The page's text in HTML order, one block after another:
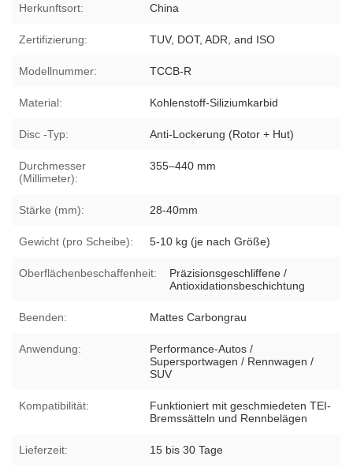
Herkunftsort: China
Zertifizierung: TUV, DOT, ADR, and ISO
Modellnummer: TCCB-R
Material: Kohlenstoff-Siliziumkarbid
Disc -Typ: Anti-Lockerung (Rotor + Hut)
Durchmesser
(Millimeter):
355–440 mm
Stärke (mm): 28-40mm
Gewicht (pro Scheibe): 5-10 kg (je nach Größe)
Oberflächenbeschaffenheit:
Präzisionsgeschliffene /
Antioxidationsbeschichtung
Beenden: Mattes Carbongrau
Anwendung:
Performance-Autos /
Supersportwagen / Rennwagen /
SUV
Kompatibilität:
Funktioniert mit geschmiedeten TEI-
Bremssätteln und Rennbelägen
Lieferzeit: 15 bis 30 Tage